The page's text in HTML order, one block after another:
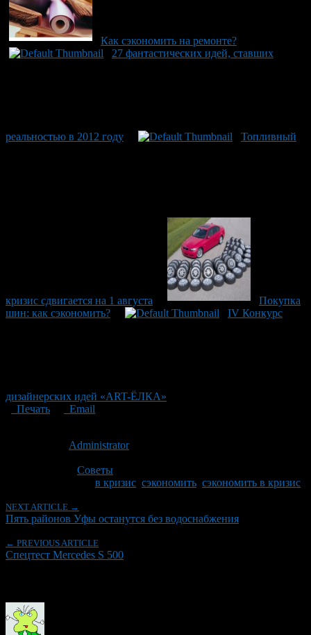
Как сэкономить на ремонте?
27 фантастических идей, ставших
реальностью в 2012 году Топливный
кризис сдвигается на 1 августа
Покупка
шин: как сэкономить?
IV Конкурс
дизайнерских идей «ART-ЁЛКА»
Печать
Email
Administrator
Советы
в кризис сэкономить сэкономить в кризис
NEXT ARTICLE →
Пять районов Уфы останутся без водоснабжения
← PREVIOUS ARTICLE
Спецтест Mercedes S 500